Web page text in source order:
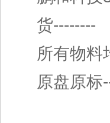
货--------
所有物料
原盘原标